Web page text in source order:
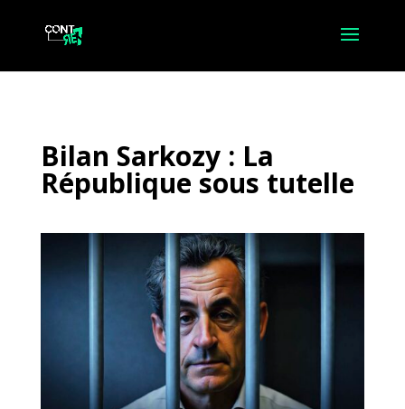
Bilan Sarkozy : La
République sous tutelle